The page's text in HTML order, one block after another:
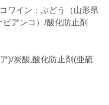
ワイン：ぶどう（山形県
アンコ）/酸化防止剤
)/炭酸,酸化防止剤(亜硫